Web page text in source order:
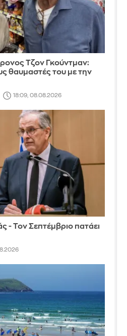
Τζον Γκούντμαν:
θαυμαστές του με την
18:09, 08.08.2026
- Τον Σεπτέμβριο πατάει